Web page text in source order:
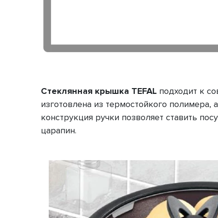
Стеклянная крышка TEFAL подходит к
изготовлена из термостойкого
конструкция ручки позволяет ставить
царапин.